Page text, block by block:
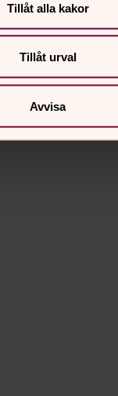
Tillåt alla kakor
Tillåt urval
Avvisa